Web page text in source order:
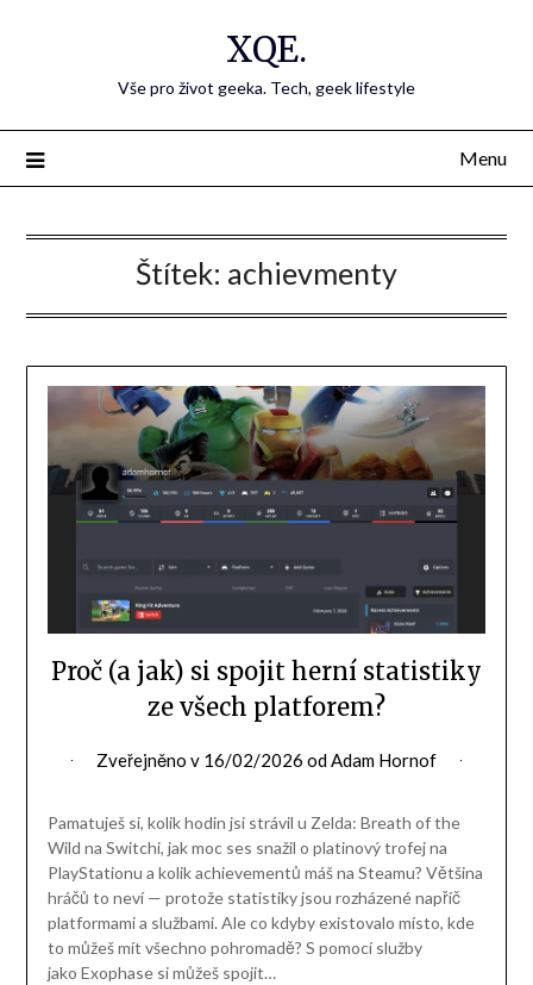
XQE.
Vše pro život geeka. Tech, geek lifestyle
Menu
Štítek: achievmenty
Proč (a jak) si spojit herní statistiky
ze všech platforem?
Zveřejněno v 16/02/2026 odAdam Hornof
Pamatuješ si, kolik hodin jsi strávil u Zelda: Breath of the
Wild na Switchi, jak moc ses snažil o platinový trofej na
PlayStationu a kolik achievementů máš na Steamu? Většina
hráčů to neví — protože statistiky jsou rozházené napříč
platformami a službami. Ale co kdyby existovalo místo, kde
to můžeš mít všechno pohromadě? S pomocí služby
jako Exophase si můžeš spojit…